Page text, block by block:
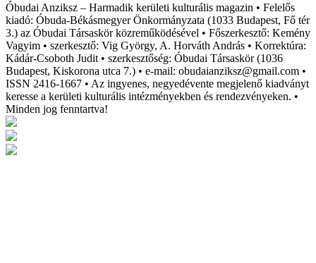
Óbudai Anziksz – Harmadik kerületi kulturális magazin • Felelős
kiadó: Óbuda-Békásmegyer Önkormányzata (1033 Budapest, Fő tér
3.) az Óbudai Társaskör közreműködésével • Főszerkesztő: Kemény
Vagyim • szerkesztő: Vig György, A. Horváth András • Korrektúra:
Kádár-Csoboth Judit • szerkesztőség: Óbudai Társaskör (1036
Budapest, Kiskorona utca 7.) • e-mail: obudaianziksz@gmail.com •
ISSN 2416-1667 • Az ingyenes, negyedévente megjelenő kiadványt
keresse a kerületi kulturális intézményekben és rendezvényeken. •
Minden jog fenntartva!